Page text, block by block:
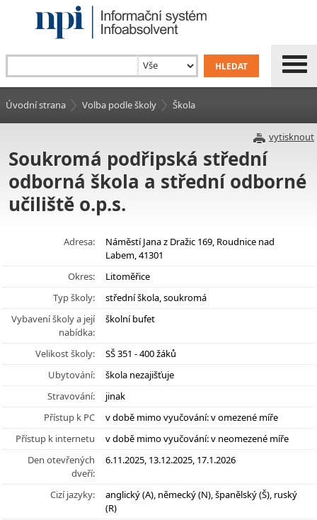
Úvodní strana Volba podle školy Škola
vytisknout
Soukromá podřipská střední
odborná škola a střední odborné
učiliště o.p.s.
Adresa:
Náměstí Jana z Dražic 169, Roudnice nad
Labem, 41301
Okres:
Litoměřice
Typ školy:
střední škola, soukromá
Vybavení školy a její
nabídka:
školní bufet
Velikost školy:
SŠ 351 - 400 žáků
Ubytování:
škola nezajišťuje
Stravování:
jinak
Přístup k PC
v době mimo vyučování: v omezené míře
Přístup k internetu
v době mimo vyučování: v neomezené míře
Den otevřených
dveří:
6.11.2025, 13.12.2025, 17.1.2026
Cizí jazyky:
anglický (A), německý (N), španělský (Š), ruský
(R)